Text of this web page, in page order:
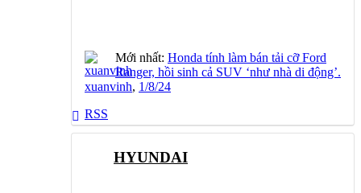
Mới nhất: Honda tính làm bán tải cỡ Ford
Ranger, hồi sinh cả SUV ‘như nhà di động’.
xuanvinh, 1/8/24
RSS
HYUNDAI